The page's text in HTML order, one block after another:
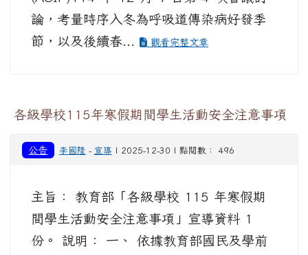
論，考量時序入冬為呼吸道傳染病好發季
節，以及後續春...
觀看完整文章
各級學校115年寒假期間學生活動安全注意事項
公告 李國隆 - 宣導 | 2025-12-30 | 點閱數： 496
主旨： 教育部「各級學校 115 年寒假期
間學生活動安全注意事項」宣導資料 1
份。 說明： 一、 依據教育部國民及學前